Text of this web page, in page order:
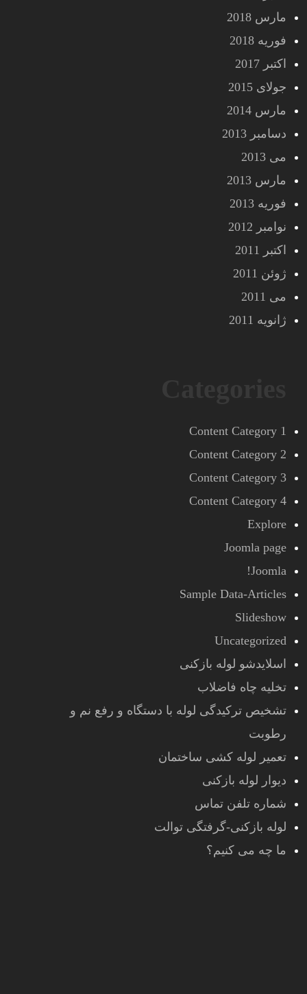
مارس 2018
فوریه 2018
اکتبر 2017
جولای 2015
مارس 2014
دسامبر 2013
می 2013
مارس 2013
فوریه 2013
نوامبر 2012
اکتبر 2011
ژوئن 2011
می 2011
ژانویه 2011
Content Category 1
Content Category 2
Content Category 3
Content Category 4
Explore
Joomla page
Joomla!
Sample Data-Articles
Slideshow
Uncategorized
اسلایدشو لوله بازکنی
تخلیه چاه فاضلاب
تشخیص ترکیدگی لوله با دستگاه و رفع نم و
رطوبت
تعمیر لوله کشی ساختمان
دیوار لوله بازکنی
شماره تلفن تماس
لوله بازکنی-گرفتگی توالت
ما چه می کنیم؟